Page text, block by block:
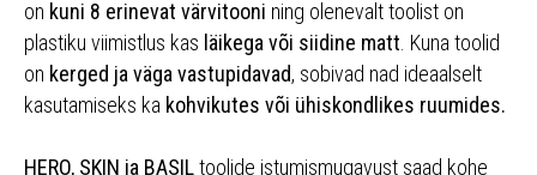
on kuni 8 erinevat värvitooni ning olenevalt toolist on
plastiku viimistlus kas läikega või siidine matt . Kuna toolid
on kerged ja väga vastupidavad, sobivad nad ideaalselt
kasutamiseks ka kohvikutes või ühiskondlikes ruumides.
HERO, SKIN ja BASILtoolide istumismugavust saad kohe